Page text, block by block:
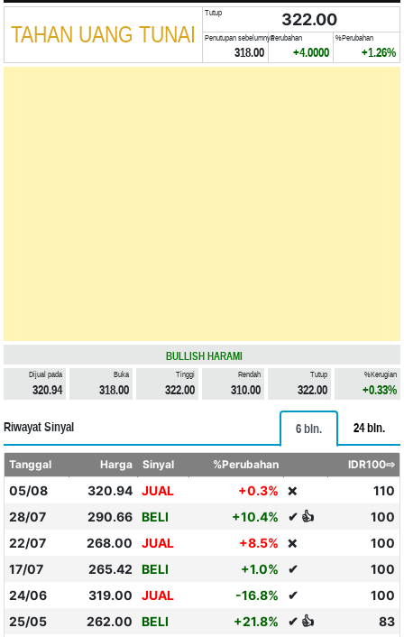
TAHAN UANG TUNAI
Tutup 322.00
Penutupan sebelumnya
318.00
Perubahan
+4.0000
%Perubahan
+1.26%
BULLISH HARAMI
Dijual pada
320.94
Buka
318.00
Tinggi
322.00
Rendah
310.00
Tutup
322.00
%Kerugian
+0.33%
Riwayat Sinyal 6 bln. 24 bln.
Tanggal Harga Sinyal %Perubahan IDR100⇨
05/08 320.94 JUAL +0.3% ❌
110
28/07
290.66 BELI +10.4% ✔ 👍
100
22/07
268.00 JUAL +8.5% ❌
100
17/07
265.42 BELI +1.0% ✔
100
24/06
319.00 JUAL -16.8% ✔
100
25/05
262.00 BELI +21.8% ✔ 👍
83